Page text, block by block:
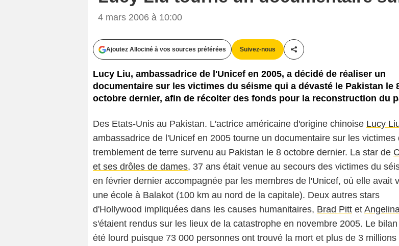
4 mars 2006 à 10:00
Ajoutez Allociné à vos sources préférées Suivez-nous
Partager cet article
Lucy Liu, ambassadrice de l'Unicef en 2005, a décidé de réaliser un
documentaire sur les victimes du séisme qui a dévasté le Pakistan le
octobre dernier, afin de récolter des fonds pour la reconstruction du
Des Etats-Unis au Pakistan. L'actrice américaine d'origine chinoise Lucy
ambassadrice de l'Unicef en 2005 tourne un documentaire sur les victimes
tremblement de terre survenu au Pakistan le 8 octobre dernier. La star de
et ses drôles de dames, 37 ans était venue au secours des victimes du
en février dernier accompagnée par les membres de l'Unicef, où elle avait
une école à Balakot (100 km au nord de la capitale). Deux autres stars
d'Hollywood impliquées dans les causes humanitaires, Brad Pitt et
s'étaient rendus sur les lieux de la catastrophe en novembre 2005. Le
été lourd puisque 73 000 personnes ont trouvé la mort et plus de 3 millions